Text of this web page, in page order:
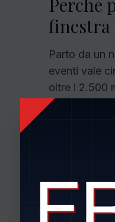
Perché
finestra
Parto da un
eventi vale
oltre i 2.500
6,8% e
importante
Quando un
competitor.
parte prima